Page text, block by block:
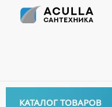
КАТАЛОГ ТОВАРОВ